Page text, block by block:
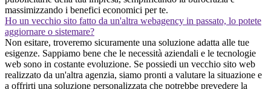
massimizzando i benefici economici per te.
Ho un vecchio sito fatto da un'altra webagency in passato, lo potete
aggiornare o sistemare?
Non esitare, troveremo sicuramente una soluzione adatta alle tue
esigenze. Sappiamo bene che le necessità aziendali e le tecnologie
web sono in costante evoluzione. Se possiedi un vecchio sito web
realizzato da un'altra agenzia, siamo pronti a valutare la situazione e
a offrirti una soluzione personalizzata che potrebbe prevedere la